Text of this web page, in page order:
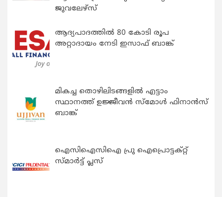
ജുവലേഴ്‌സ്
ആദ്യപാദത്തിൽ 80 കോടി രൂപ
അറ്റാദായം നേടി ഇസാഫ് ബാങ്ക്
മികച്ച തൊഴിലിടങ്ങളിൽ എട്ടാം
സ്ഥാനത്ത് ഉജ്ജീവൻ സ്മോൾ ഫിനാൻസ്
ബാങ്ക്
ഐസിഐസിഐ പ്രു ഐപ്രൊട്ടക്റ്റ്
സ്മാർട്ട് പ്ലസ്